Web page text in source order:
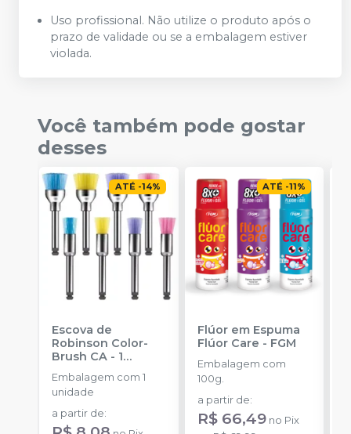
Uso profissional. Não utilize o produto após o
prazo de validade ou se a embalagem estiver
violada.
Você também pode gostar
desses
ATÉ -14%
Escova de
Robinson Color-
Brush CA - 1
unidade
AMERICAN BURRS
Embalagem com 1
unidade
a partir de:
ATÉ -11%
Flúor em Espuma
Flúor Care - FGM
Embalagem com
100g.
a partir de:
R$ 66,49 no Pix